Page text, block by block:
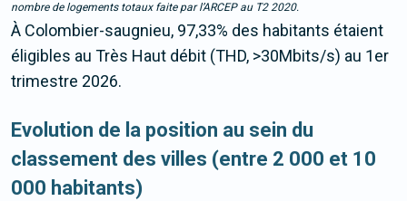
nombre de logements totaux faite par l’ARCEP au T2 2020.
À Colombier-saugnieu, 97,33% des habitants étaient
éligibles au Très Haut débit (THD, >30Mbits/s) au 1er
trimestre 2026.
Evolution de la position au sein du
classement des villes (entre 2 000 et 10
000 habitants)